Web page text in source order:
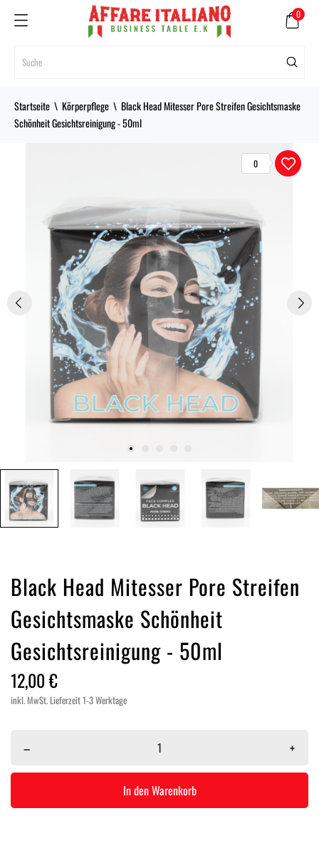
0
Startseite Körperpflege
Black Head Mitesser Pore Streifen Gesichtsmaske
Schönheit Gesichtsreinigung - 50ml
0
Black Head Mitesser Pore Streifen
Gesichtsmaske Schönheit
Gesichtsreinigung - 50ml
12,00 €
inkl. MwSt.Lieferzeit 1-3 Werktage
– +
In den Warenkorb